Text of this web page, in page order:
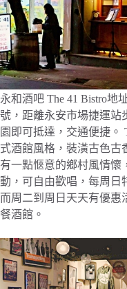
永和酒吧 The 41 Bistro地
號，距離永安市場捷運站
園即可抵達，交通便捷。
式酒館風格，裝潢古色古
有一點愜意的鄉村風情懷
動，可自由歡唱，每周日
而周二到周日天天有優惠
餐酒館。